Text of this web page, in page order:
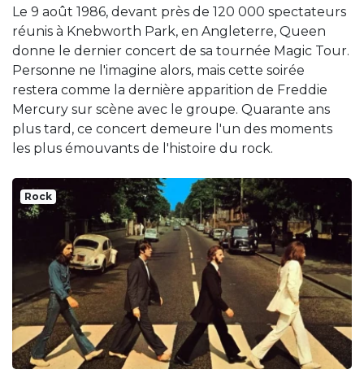
Le 9 août 1986, devant près de 120 000 spectateurs
réunis à Knebworth Park, en Angleterre, Queen
donne le dernier concert de sa tournée Magic Tour.
Personne ne l'imagine alors, mais cette soirée
restera comme la dernière apparition de Freddie
Mercury sur scène avec le groupe. Quarante ans
plus tard, ce concert demeure l'un des moments
les plus émouvants de l'histoire du rock.
Rock